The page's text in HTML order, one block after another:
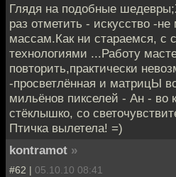
Глядя на подобные
раз отметить - искусство -
массам.Как ни стараемся, с
технологиями ...Работу
повторить,практически
-просветлённая и матрицЫ
мильёнов пикселей - Ан - во
стёклышко, со
Птичка вылетела! =)
kontramot »
#62 | 05.10.10 08:41